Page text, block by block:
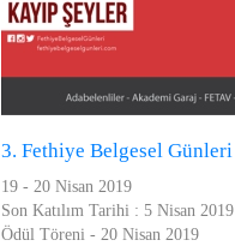
3. Fethiye Belgesel Günleri
19 - 20 Nisan 2019
Son Katılım Tarihi : 5 Nisan 2019
Ödül Töreni - 20 Nisan 2019